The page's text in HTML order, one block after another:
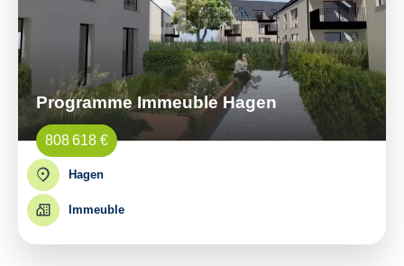
Programme Immeuble Hagen
808 618 €
Hagen
Immeuble